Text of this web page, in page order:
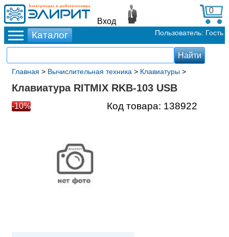
Вход
0
Пользователь: Гость
Главная > Вычислительная техника > Клавиатуры >
Клавиатура RITMIX RKB-103 USB
-10% Код товара: 138922